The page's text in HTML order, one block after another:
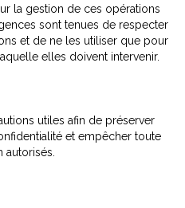
la gestion de ces opérations
sont tenues de respecter
et de ne les utiliser que pour
elles doivent intervenir.
utiles afin de préserver
et empêcher toute